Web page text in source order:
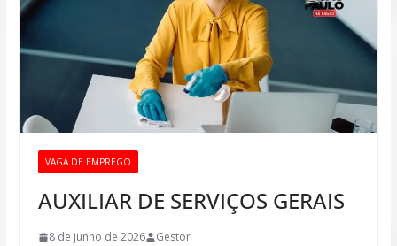
VAGA DE EMPREGO
AUXILIAR DE SERVIÇOS GERAIS
8 de junho de 2026 Gestor